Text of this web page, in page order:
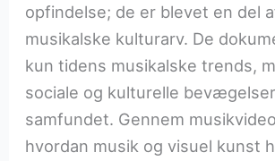
opfindelse; de er blevet en del
musikalske kulturarv. De
kun tidens musikalske trends,
sociale og kulturelle
samfundet. Gennem
hvordan musik og visuel kunst